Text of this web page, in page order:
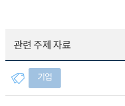
관련 주제 자료
기업